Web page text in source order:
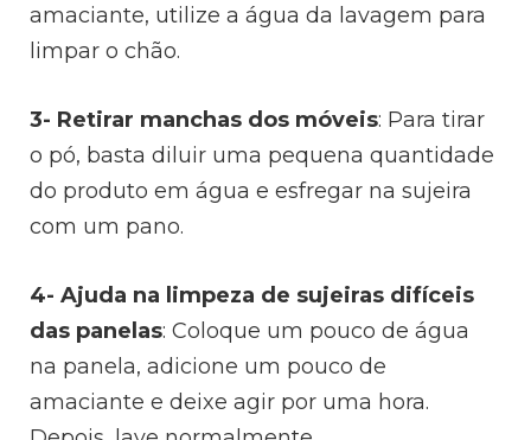
amaciante, utilize a água da lavagem para
limpar o chão.
3- Retirar manchas dos móveis: Para tirar
o pó, basta diluir uma pequena quantidade
do produto em água e esfregar na sujeira
com um pano.
4- Ajuda na limpeza de sujeiras difíceis
das panelas:Coloque um pouco de água
na panela, adicione um pouco de
amaciante e deixe agir por uma hora.